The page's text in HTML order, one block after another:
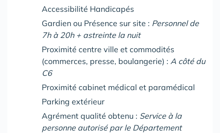
Accessibilité Handicapés
Gardien ou Présence sur site : Personnel de
7h à 20h + astreinte la nuit
Proximité centre ville et commodités
(commerces, presse, boulangerie) : A côté du
C6
Proximité cabinet médical et paramédical
Parking extérieur
Agrément qualité obtenu : Service à la
personne autorisé par le Département